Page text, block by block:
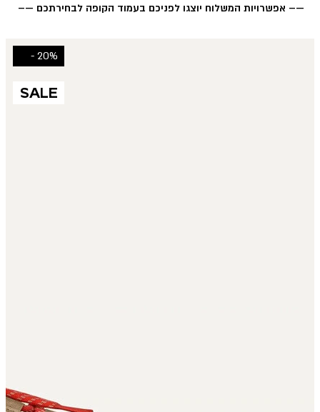
—– אפשרויות המשלוח יוצגו לפניכם בעמוד הקופה לבחירתכם —–
20% -
SALE